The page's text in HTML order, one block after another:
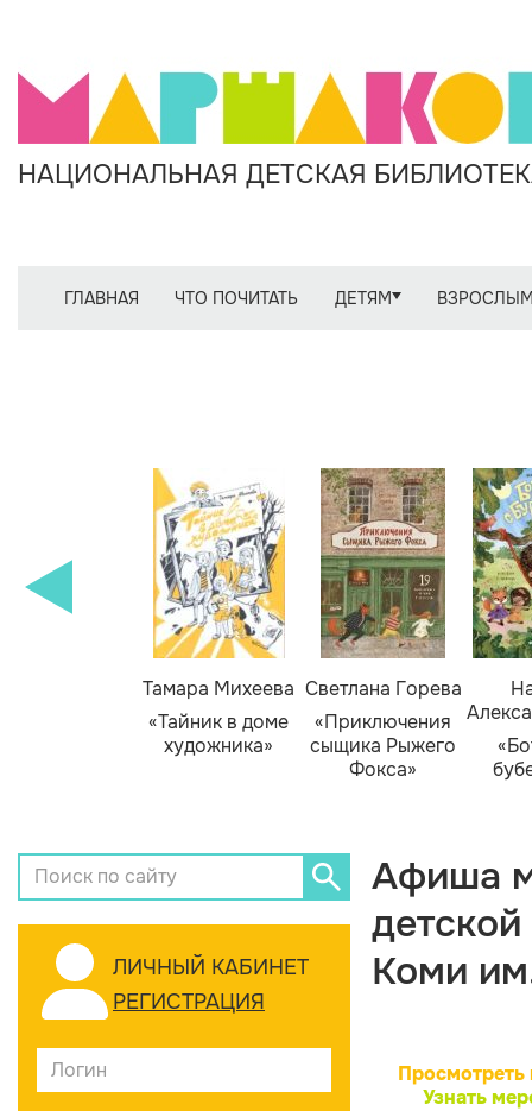
НАЦИОНАЛЬНАЯ ДЕТСКАЯ
ГЛАВНАЯ ЧТО ПОЧИТАТЬ ДЕТЯМ
Тамара Михеева
«Тайник в доме
художника»
Светлана Горева
«Приключения
сыщика Рыжего
Фокса»
ЛИЧНЫЙ КАБИНЕТ
РЕГИСТРАЦИЯ
Афиша
Коми
Просмотреть
Узнать